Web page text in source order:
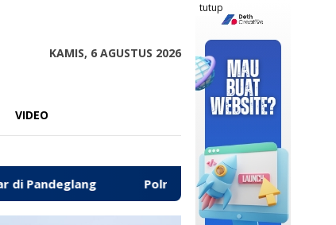
tutup
KAMIS, 6 AGUSTUS 2026
VIDEO
‎Polres Pandeglang Kembalikan Kendaraan Hasil